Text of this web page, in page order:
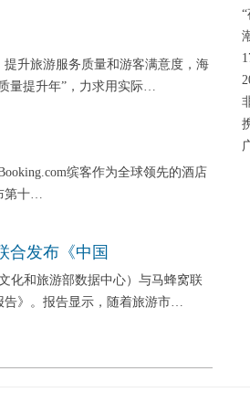
升旅游服务质量和游客满意度，海
量提升年”，力求用实际…
缤客作为全球领先的酒店
第十…
合发布《中国
和旅游部数据中心）与马蜂窝联
告》。报告显示，随着旅游市…